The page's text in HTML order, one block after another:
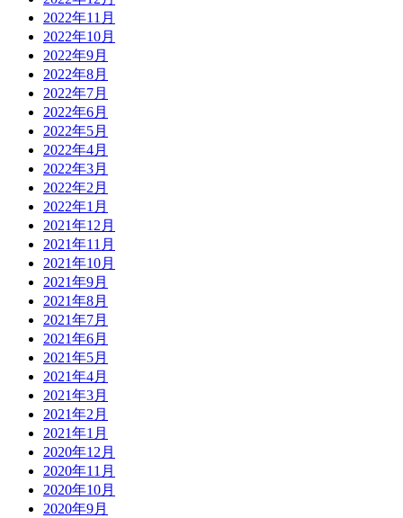
2022年11月
2022年10月
2022年9月
2022年8月
2022年7月
2022年6月
2022年5月
2022年4月
2022年3月
2022年2月
2022年1月
2021年12月
2021年11月
2021年10月
2021年9月
2021年8月
2021年7月
2021年6月
2021年5月
2021年4月
2021年3月
2021年2月
2021年1月
2020年12月
2020年11月
2020年10月
2020年9月